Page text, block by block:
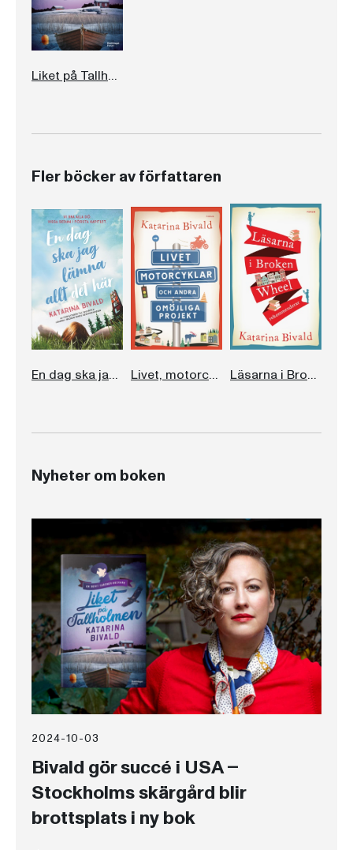
Liket på Tallholmen
Fler böcker av författaren
En dag ska jag lämna allt det här Livet, motorcyklar och andra omöjliga projekt Läsarna i Broken Wheel rekommenderar
Nyheter om boken
2024-10-03
Bivald gör succé i USA –
Stockholms skärgård blir
brottsplats i ny bok